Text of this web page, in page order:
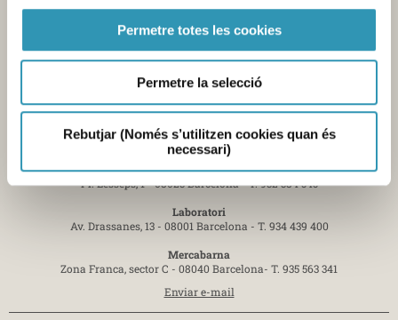
Permetre totes les cookies
Permetre la selecció
Rebutjar (Només s’utilitzen cookies quan és
necessari)
Contacte
Seu central de l'Agència
Pl. Lesseps, 1 - 08023 Barcelona -T. 932 384 545
Laboratori
Av. Drassanes, 13 - 08001 Barcelona - T. 934 439 400
Mercabarna
Zona Franca, sector C - 08040 Barcelona- T. 935 563 341
Enviar e-mail